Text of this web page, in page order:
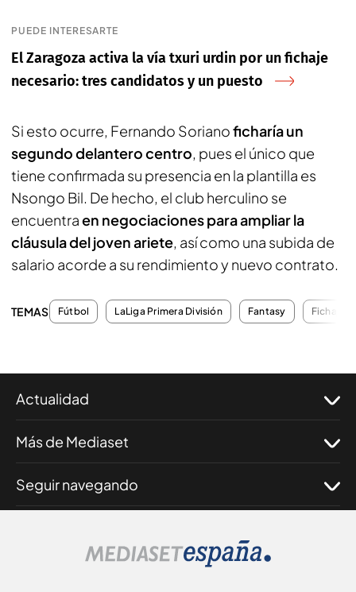
PUEDE INTERESARTE
El Zaragoza activa la vía txuri urdin por un fichaje
necesario: tres candidatos y un puesto
Si esto ocurre, Fernando Sorianoficharía un
segundo delantero centro, pues el único que
tiene confirmada su presencia en la plantilla es
Nsongo Bil. De hecho, el club herculino se
encuentraen negociaciones para ampliar la
cláusula del joven ariete, así como una subida de
salario acorde a su rendimiento y nuevo contrato.
TEMAS Fútbol LaLiga Primera División Fantasy Fichajes
Actualidad
Más de Mediaset
Seguir navegando